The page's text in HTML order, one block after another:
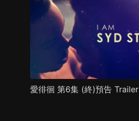
愛徘徊 第6集 (終)預告 Trailer